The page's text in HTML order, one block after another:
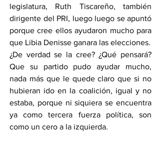
legislatura, Ruth Tiscareño, también
dirigente del PRI, luego luego se apuntó
porque cree ellos ayudaron mucho para
que Libia Denisse ganara las elecciones.
¿De verdad se la cree? ¿Qué pensará?
Que su partido pudo ayudar mucho,
nada más que le quede claro que si no
hubieran ido en la coalición, igual y no
estaba, porque ni siquiera se encuentra
ya como tercera fuerza política, son
como un cero a la izquierda.